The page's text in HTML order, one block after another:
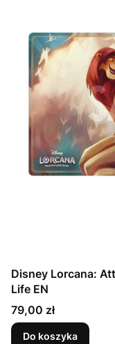
Disney Lorcana:
Life EN
Cena
79,00 zł
Do koszyka